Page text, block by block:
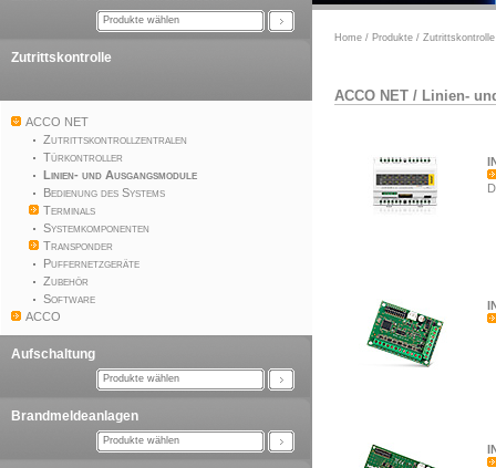
Produkte wählen
Zutrittskontrolle
ACCO NET
Zutrittskontrollzentralen
Türkontroller
Linien- und Ausgangsmodule
Bedienung des Systems
Terminals
Systemkomponenten
Transponder
Puffernetzgeräte
Zubehör
Software
ACCO
Aufschaltung
Produkte wählen
Brandmeldeanlagen
Produkte wählen
Home / Produkte / Zutrittskontrolle
ACCO NET / Linien-